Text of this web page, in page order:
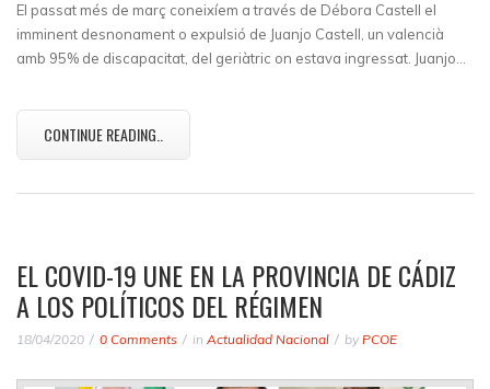
El passat més de març coneixíem a través de Débora Castell el
imminent desnonament o expulsió de Juanjo Castell, un valencià
amb 95% de discapacitat, del geriàtric on estava ingressat. Juanjo…
CONTINUE READING..
EL COVID-19 UNE EN LA PROVINCIA DE CÁDIZ
A LOS POLÍTICOS DEL RÉGIMEN
18/04/2020 0 Comments in Actualidad Nacional by PCOE